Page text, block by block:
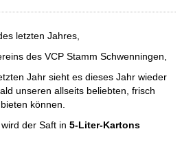
letzten Jahres,
des VCP Stamm Schwenningen,
Jahr sieht es dieses Jahr wieder
unseren allseits beliebten, frisch
können.
der Saft in 5-Liter-Kartons